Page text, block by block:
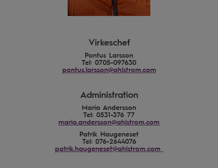
Virkeschef
Pontus Larsson
Tel: 0705-097630
pontus.larsson@ahlstrom.com
Administration
Maria Andersson
Tel: 0531-376 77
maria.andersson@ahlstrom.com
Patrik Haugeneset
Tel: 076-2644076
patrik.haugeneset@ahlstrom.com